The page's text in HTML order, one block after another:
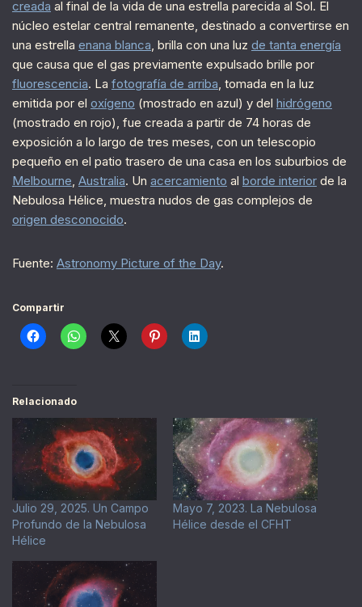
creada al final de la vida de una estrella parecida al Sol. El
núcleo estelar central remanente, destinado a convertirse en
una estrella enana blanca, brilla con una luz de tanta energía
que causa que el gas previamente expulsado brille por
fluorescencia. La fotografía de arriba, tomada en la luz
emitida por el oxígeno (mostrado en azul) y del hidrógeno
(mostrado en rojo), fue creada a partir de 74 horas de
exposición a lo largo de tres meses, con un telescopio
pequeño en el patio trasero de una casa en los suburbios de
Melbourne, Australia. Un acercamiento al borde interior de la
Nebulosa Hélice, muestra nudos de gas complejos de
origen desconocido.
Fuente: Astronomy Picture of the Day.
Compartir
Relacionado
Julio 29, 2025. Un Campo
Profundo de la Nebulosa
Hélice
Mayo 7, 2023. La Nebulosa
Hélice desde el CFHT